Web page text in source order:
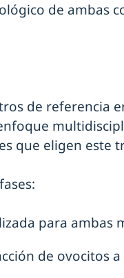
de ambas
de referencia
que eligen este
para ambas
de ovocitos